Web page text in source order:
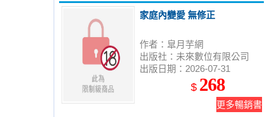
家庭內變愛 無修正
作者：皐月芋網
出版社：未來數位有限公司
出版日期：2026-07-31
$ 268
更多暢銷書